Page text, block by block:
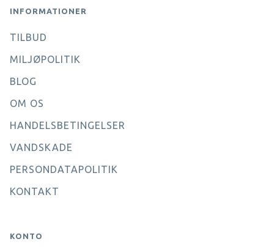
INFORMATIONER
TILBUD
MILJØPOLITIK
BLOG
OM OS
HANDELSBETINGELSER
VANDSKADE
PERSONDATAPOLITIK
KONTAKT
KONTO